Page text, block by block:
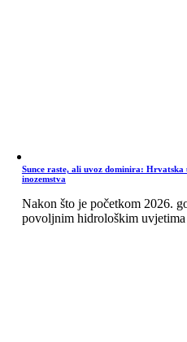
Sunce raste, ali uvoz dominira:
inozemstva
Nakon što je početkom 2026.
povoljnim hidrološkim